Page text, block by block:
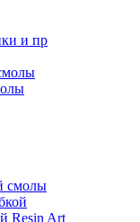
и пр
смолы
Resin Art